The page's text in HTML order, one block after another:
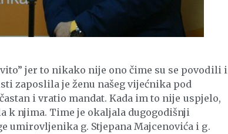
jer to nikako nije ono čime su se povodili i
zaposlila je ženu našeg vijećnika pod
i vratio mandat. Kada im to nije uspjelo,
k njima. Time je okaljala dugogodišnji
umirovljenika g. Stjepana Majcenovića i g.